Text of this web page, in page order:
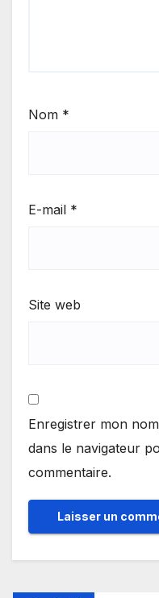
Nom *
E-mail *
Site web
Enregistrer mon
dans le navigateur
commentaire.